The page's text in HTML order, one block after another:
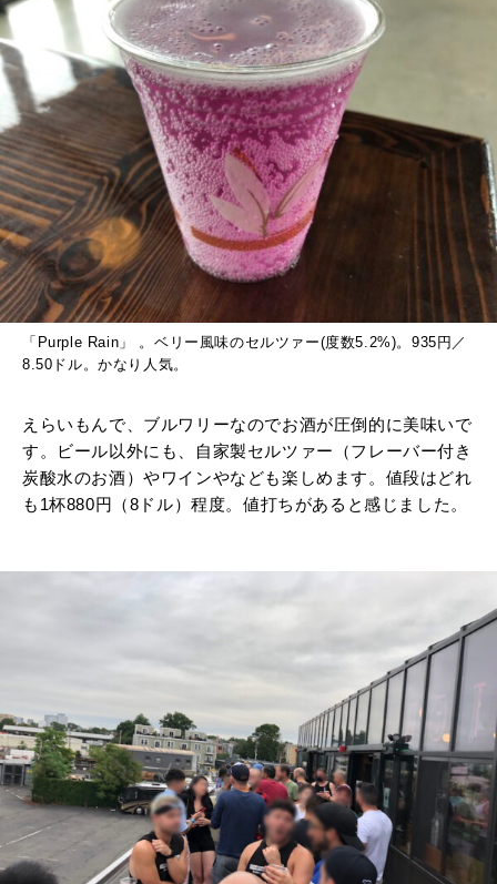
「Purple Rain」 。ベリー風味のセルツァー(度数5.2%)。935円／
8.50ドル。かなり人気。
えらいもんで、ブルワリーなのでお酒が圧倒的に美味いで
す。ビール以外にも、自家製セルツァー（フレーバー付き
炭酸水のお酒）やワインやなども楽しめます。値段はどれ
も1杯880円（8ドル）程度。値打ちがあると感じました。